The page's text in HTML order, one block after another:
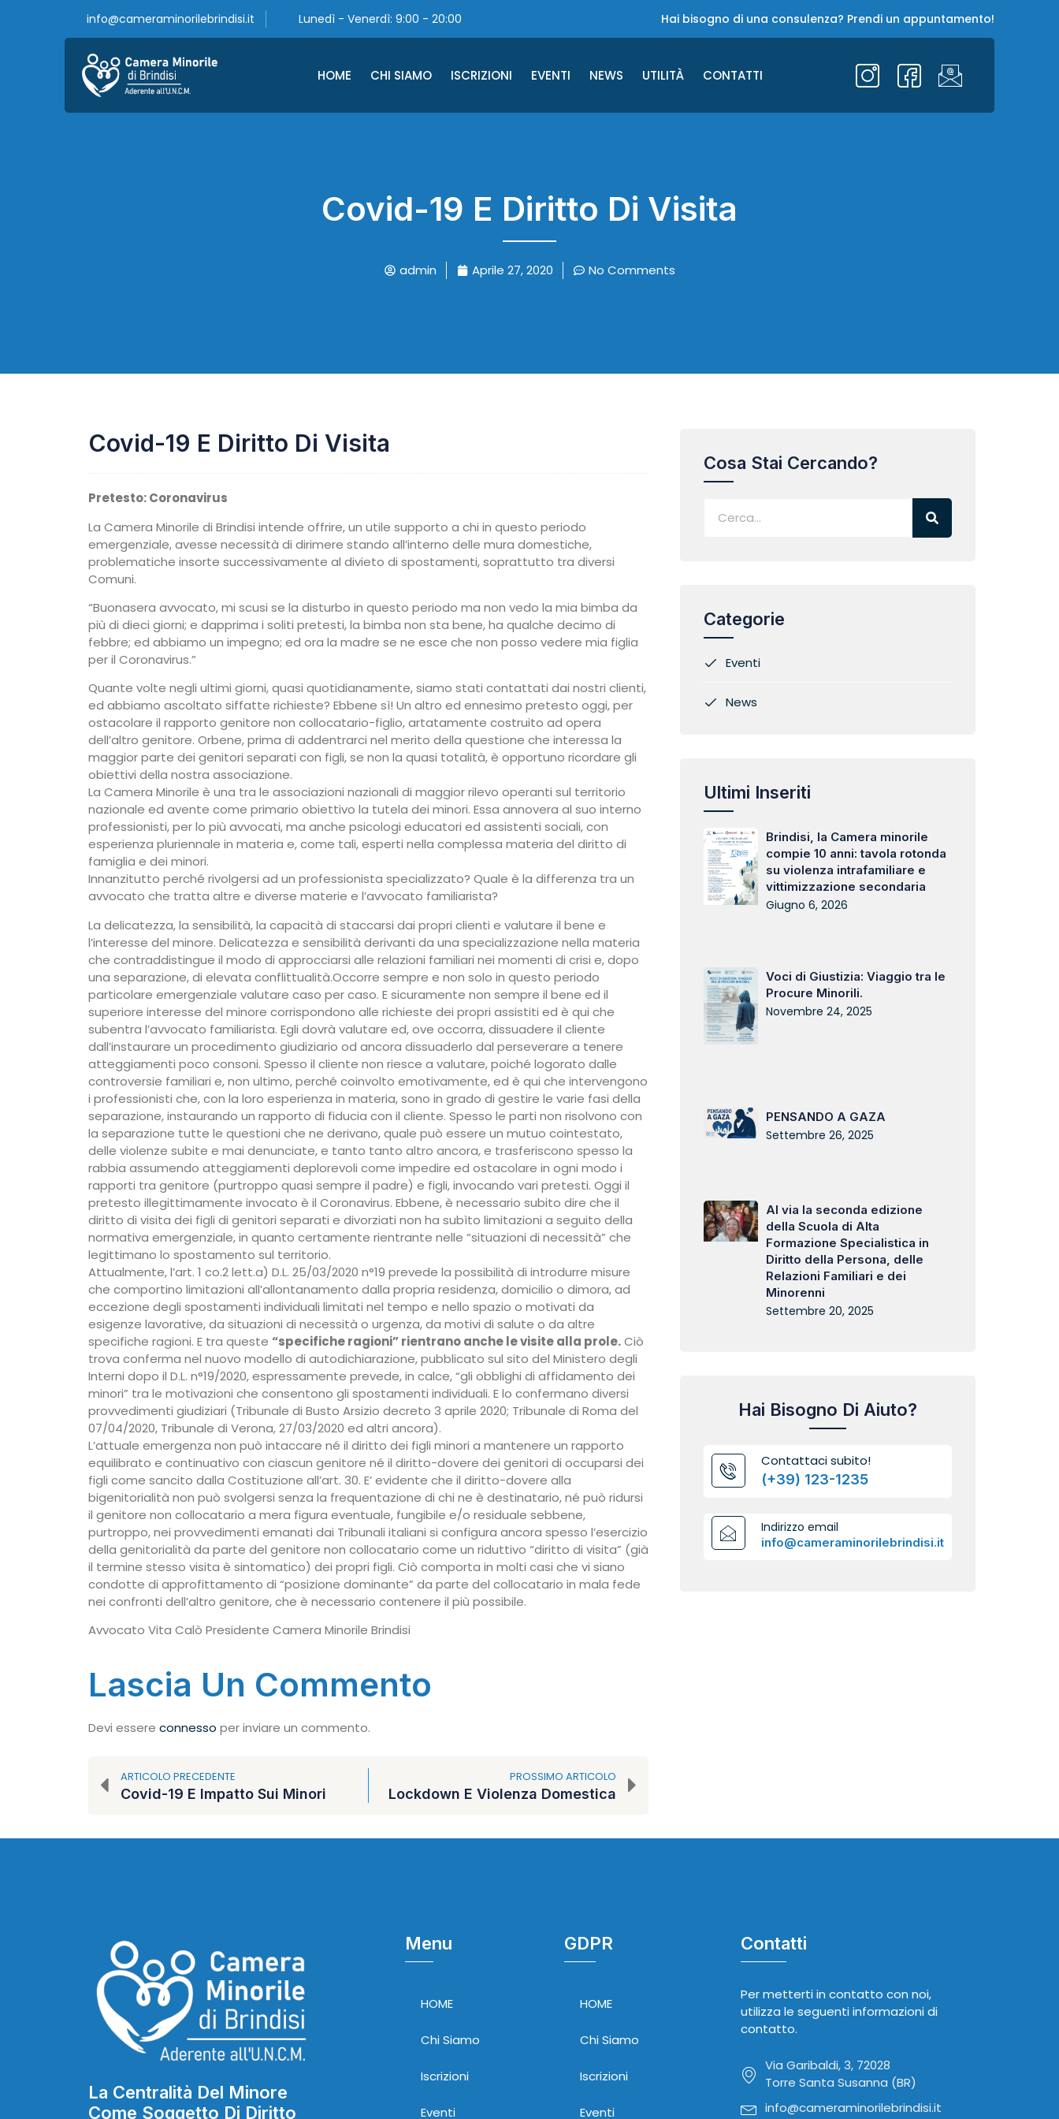
info@cameraminorilebrindisi.it Lunedì - Venerdì: 9:00 - 20:00 Hai bisogno di una consulenza? Prendi un appuntamento!
HOME CHI SIAMO ISCRIZIONI EVENTI NEWS UTILITÀ CONTATTI
Covid-19 E Diritto Di Visita
admin Aprile 27, 2020 No Comments
Covid-19 E Diritto Di Visita
Pretesto: Coronavirus
La Camera Minorile di Brindisi intende offrire, un utile supporto a chi in questo periodo
emergenziale, avesse necessità di dirimere stando all’interno delle mura domestiche,
problematiche insorte successivamente al divieto di spostamenti, soprattutto tra diversi
Comuni.
“Buonasera avvocato, mi scusi se la disturbo in questo periodo ma non vedo la mia bimba da
più di dieci giorni; e dapprima i soliti pretesti, la bimba non sta bene, ha qualche decimo di
febbre; ed abbiamo un impegno; ed ora la madre se ne esce che non posso vedere mia figlia
per il Coronavirus.”
Quante volte negli ultimi giorni, quasi quotidianamente, siamo stati contattati dai nostri clienti,
ed abbiamo ascoltato siffatte richieste? Ebbene sì! Un altro ed ennesimo pretesto oggi, per
ostacolare il rapporto genitore non collocatario-figlio, artatamente costruito ad opera
dell’altro genitore. Orbene, prima di addentrarci nel merito della questione che interessa la
maggior parte dei genitori separati con figli, se non la quasi totalità, è opportuno ricordare gli
obiettivi della nostra associazione.
La Camera Minorile è una tra le associazioni nazionali di maggior rilevo operanti sul territorio
nazionale ed avente come primario obiettivo la tutela dei minori. Essa annovera al suo interno
professionisti, per lo più avvocati, ma anche psicologi educatori ed assistenti sociali, con
esperienza pluriennale in materia e, come tali, esperti nella complessa materia del diritto di
famiglia e dei minori.
Innanzitutto perché rivolgersi ad un professionista specializzato? Quale è la differenza tra un
avvocato che tratta altre e diverse materie e l’avvocato familiarista?
La delicatezza, la sensibilità, la capacità di staccarsi dai propri clienti e valutare il bene e
l’interesse del minore. Delicatezza e sensibilità derivanti da una specializzazione nella materia
che contraddistingue il modo di approcciarsi alle relazioni familiari nei momenti di crisi e, dopo
una separazione, di elevata conflittualità.Occorre sempre e non solo in questo periodo
particolare emergenziale valutare caso per caso. E sicuramente non sempre il bene ed il
superiore interesse del minore corrispondono alle richieste dei propri assistiti ed è qui che
subentra l’avvocato familiarista. Egli dovrà valutare ed, ove occorra, dissuadere il cliente
dall’instaurare un procedimento giudiziario od ancora dissuaderlo dal perseverare a tenere
atteggiamenti poco consoni. Spesso il cliente non riesce a valutare, poiché logorato dalle
controversie familiari e, non ultimo, perché coinvolto emotivamente, ed è qui che intervengono
i professionisti che, con la loro esperienza in materia, sono in grado di gestire le varie fasi della
separazione, instaurando un rapporto di fiducia con il cliente. Spesso le parti non risolvono con
la separazione tutte le questioni che ne derivano, quale può essere un mutuo cointestato,
delle violenze subite e mai denunciate, e tanto tanto altro ancora, e trasferiscono spesso la
rabbia assumendo atteggiamenti deplorevoli come impedire ed ostacolare in ogni modo i
rapporti tra genitore (purtroppo quasi sempre il padre) e figli, invocando vari pretesti. Oggi il
pretesto illegittimamente invocato è il Coronavirus. Ebbene, è necessario subito dire che il
diritto di visita dei figli di genitori separati e divorziati non ha subìto limitazioni a seguito della
normativa emergenziale, in quanto certamente rientrante nelle “situazioni di necessità” che
legittimano lo spostamento sul territorio.
Attualmente, l’art. 1 co.2 lett.a) D.L. 25/03/2020 n°19 prevede la possibilità di introdurre misure
che comportino limitazioni all’allontanamento dalla propria residenza, domicilio o dimora, ad
eccezione degli spostamenti individuali limitati nel tempo e nello spazio o motivati da
esigenze lavorative, da situazioni di necessità o urgenza, da motivi di salute o da altre
specifiche ragioni. E tra queste “specifiche ragioni” rientrano anche le visite alla prole.Ciò
trova conferma nel nuovo modello di autodichiarazione, pubblicato sul sito del Ministero degli
Interni dopo il D.L. n°19/2020, espressamente prevede, in calce, “gli obblighi di affidamento dei
minori” tra le motivazioni che consentono gli spostamenti individuali. E lo confermano diversi
provvedimenti giudiziari (Tribunale di Busto Arsizio decreto 3 aprile 2020; Tribunale di Roma del
07/04/2020, Tribunale di Verona, 27/03/2020 ed altri ancora).
L’attuale emergenza non può intaccare né il diritto dei figli minori a mantenere un rapporto
equilibrato e continuativo con ciascun genitore né il diritto-dovere dei genitori di occuparsi dei
figli come sancito dalla Costituzione all’art. 30. E’ evidente che il diritto-dovere alla
bigenitorialità non può svolgersi senza la frequentazione di chi ne è destinatario, né può ridursi
il genitore non collocatario a mera figura eventuale, fungibile e/o residuale sebbene,
purtroppo, nei provvedimenti emanati dai Tribunali italiani si configura ancora spesso l’esercizio
della genitorialità da parte del genitore non collocatario come un riduttivo “diritto di visita” (già
il termine stesso visita è sintomatico) dei propri figli. Ciò comporta in molti casi che vi siano
condotte di approfittamento di “posizione dominante” da parte del collocatario in mala fede
nei confronti dell’altro genitore, che è necessario contenere il più possibile.
Avvocato Vita Calò Presidente Camera Minorile Brindisi
Lascia Un Commento
Devi essere connesso per inviare un commento.
ARTICOLO PRECEDENTE
Covid-19 E Impatto Sui Minori
PROSSIMO ARTICOLO
Lockdown E Violenza Domestica
Cosa Stai Cercando?
Categorie
Eventi
News
Ultimi Inseriti
Brindisi, la Camera minorile
compie 10 anni: tavola rotonda
su violenza intrafamiliare e
vittimizzazione secondaria
Giugno 6, 2026
Voci di Giustizia: Viaggio tra le
Procure Minorili.
Novembre 24, 2025
PENSANDO A GAZA
Settembre 26, 2025
Al via la seconda edizione
della Scuola di Alta
Formazione Specialistica in
Diritto della Persona, delle
Relazioni Familiari e dei
Minorenni
Settembre 20, 2025
Hai Bisogno Di Aiuto?
Contattaci subito!
(+39) 123-1235
Indirizzo email
info@cameraminorilebrindisi.it
La Centralità Del Minore
Come Soggetto Di Diritto
Menu
HOME
Chi Siamo
Iscrizioni
Eventi
GDPR
HOME
Chi Siamo
Iscrizioni
Eventi
Contatti
Per metterti in contatto con noi,
utilizza le seguenti informazioni di
contatto.
Via Garibaldi, 3, 72028
Torre Santa Susanna (BR)
info@cameraminorilebrindisi.it